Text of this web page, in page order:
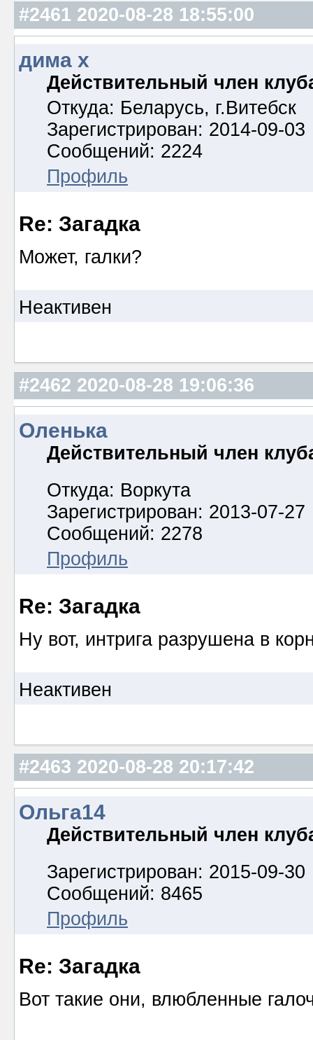
#2461 2020-08-28 18:55:00
дима х
Действительный член
Откуда: Беларусь, г.Витебск
Зарегистрирован: 2014-09-03
Сообщений: 2224
Профиль
Re: Загадка
Может, галки?
Неактивен
#2462 2020-08-28 19:06:36
Оленька
Действительный член
Откуда: Воркута
Зарегистрирован: 2013-07-27
Сообщений: 2278
Профиль
Re: Загадка
Ну вот, интрига разрушена в
Неактивен
#2463 2020-08-28 20:17:42
Ольга14
Действительный член
Зарегистрирован: 2015-09-30
Сообщений: 8465
Профиль
Re: Загадка
Вот такие они, влюбленные